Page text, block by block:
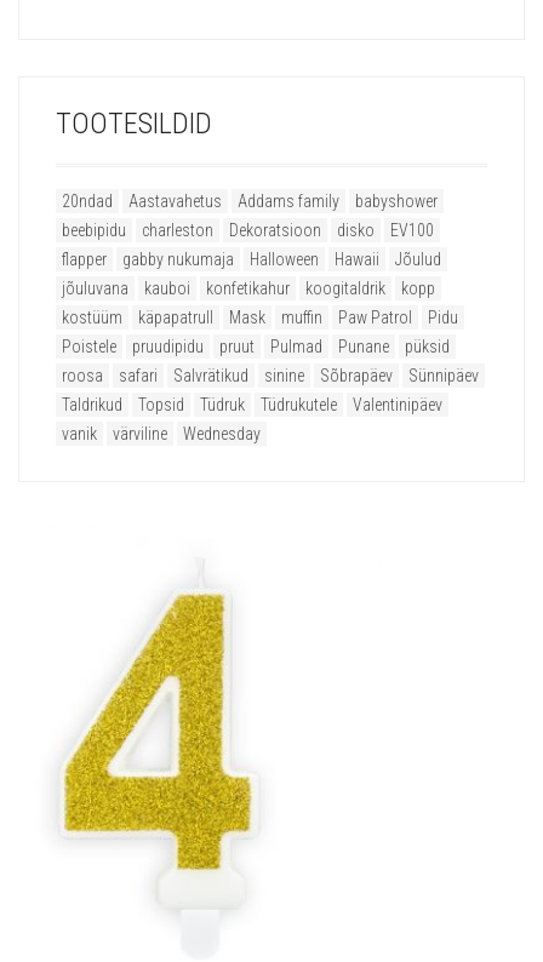
TOOTESILDID
20ndad Aastavahetus Addams family
babyshower
beebipidu
charleston Dekoratsioon disko
EV100
flapper
gabby nukumaja Halloween Hawaii
Jõulud
jõuluvana
kauboi konfetikahur koogitaldrik
kopp
kostüüm
käpapatrull Mask muffin Paw Patrol
Pidu
Poistele
pruudipidu pruut Pulmad Punane
püksid
roosa
safari Salvrätikud sinine Sõbrapäev
Sünnipäev
Taldrikud
Topsid Tüdruk Tüdrukutele
Valentinipäev
vanik
värviline Wednesday